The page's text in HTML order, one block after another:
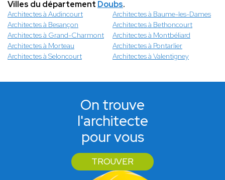
Villes du département Doubs.
Architectes à Audincourt
Architectes à Baume-les-Dames
Architectes à Besançon
Architectes à Bethoncourt
Architectes à Grand-Charmont
Architectes à Montbéliard
Architectes à Morteau
Architectes à Pontarlier
Architectes à Seloncourt
Architectes à Valentigney
On trouve
l'architecte
pour vous
TROUVER